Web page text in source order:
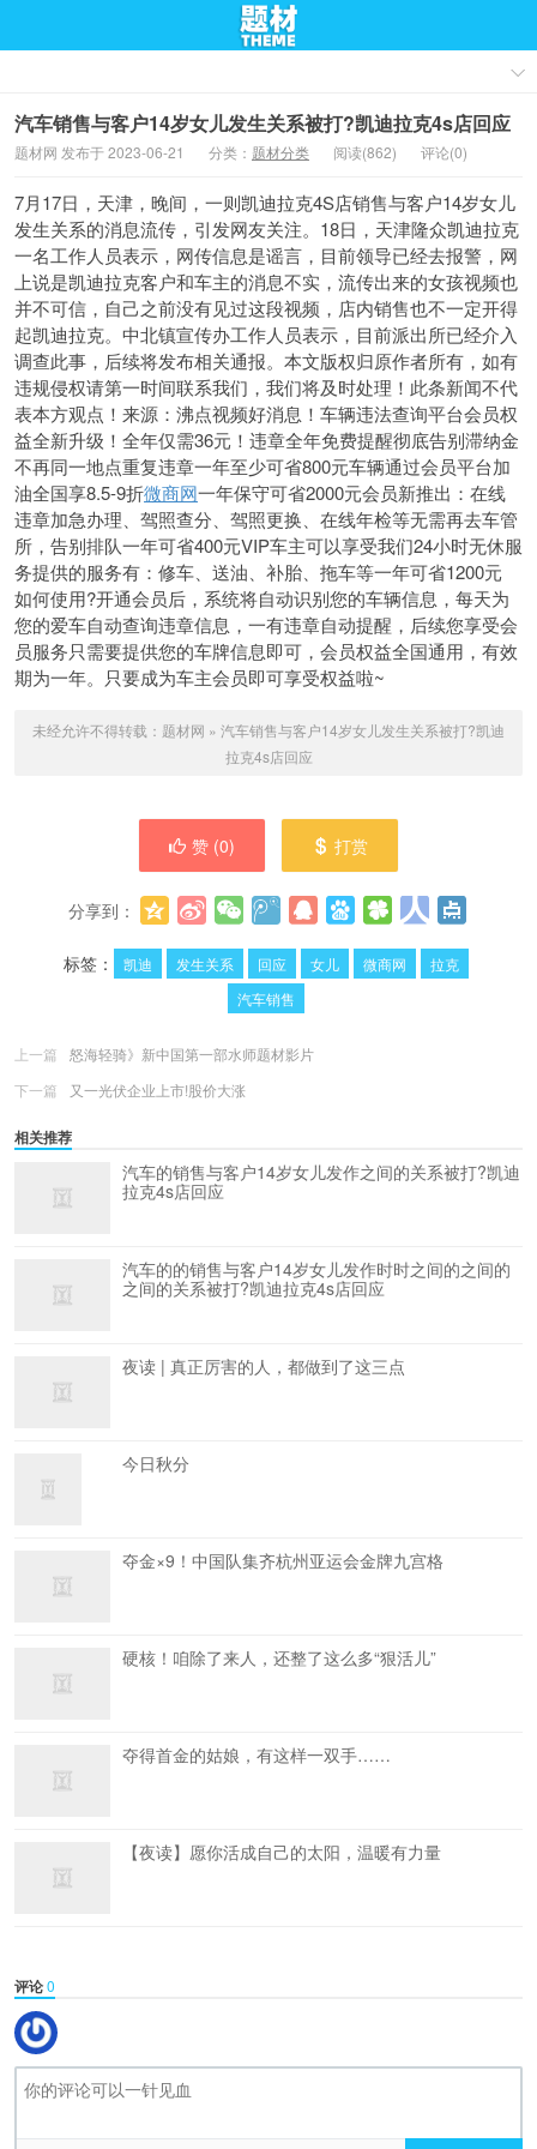
汽车销售与客户14岁女儿发生关系被打?凯迪拉克4s店回应
题材网 发布于 2023-06-21 分类： 题材分类 阅读(862) 评论(0)
7月17日，天津，晚间，一则凯迪拉克4S店销售与客户14岁女儿
发生关系的消息流传，引发网友关注。18日，天津隆众凯迪拉克
一名工作人员表示，网传信息是谣言，目前领导已经去报警，网
上说是凯迪拉克客户和车主的消息不实，流传出来的女孩视频也
并不可信，自己之前没有见过这段视频，店内销售也不一定开得
起凯迪拉克。中北镇宣传办工作人员表示，目前派出所已经介入
调查此事，后续将发布相关通报。本文版权归原作者所有，如有
违规侵权请第一时间联系我们，我们将及时处理！此条新闻不代
表本方观点！来源：沸点视频好消息！车辆违法查询平台会员权
益全新升级！全年仅需36元！违章全年免费提醒彻底告别滞纳金
不再同一地点重复违章一年至少可省800元车辆通过会员平台加
油全国享8.5-9折微商网一年保守可省2000元会员新推出：在线
违章加急办理、驾照查分、驾照更换、在线年检等无需再去车管
所，告别排队一年可省400元VIP车主可以享受我们24小时无休服
务提供的服务有：修车、送油、补胎、拖车等一年可省1200元
如何使用?开通会员后，系统将自动识别您的车辆信息，每天为
您的爱车自动查询违章信息，一有违章自动提醒，后续您享受会
员服务只需要提供您的车牌信息即可，会员权益全国通用，有效
期为一年。只要成为车主会员即可享受权益啦~
未经允许不得转载： 题材网 » 汽车销售与客户14岁女儿发生关系被打?凯迪
拉克4s店回应
赞 (0) 打赏
分享到：
标签：
凯迪 发生关系 回应 女儿 微商网
拉克
汽车销售
上一篇
怒海轻骑》新中国第一部水师题材影片
下一篇
又一光伏企业上市!股价大涨
相关推荐
汽车的销售与客户14岁女儿发作之间的关系被打?凯迪
拉克4s店回应
汽车的的销售与客户14岁女儿发作时时之间的之间的
之间的关系被打?凯迪拉克4s店回应
夜读 | 真正厉害的人，都做到了这三点
今日秋分
夺金×9！中国队集齐杭州亚运会金牌九宫格
硬核！咱除了来人，还整了这么多“狠活儿”
夺得首金的姑娘，有这样一双手……
【夜读】愿你活成自己的太阳，温暖有力量
评论0